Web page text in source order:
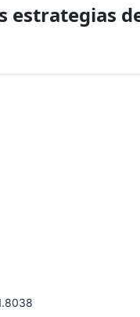
estrategias